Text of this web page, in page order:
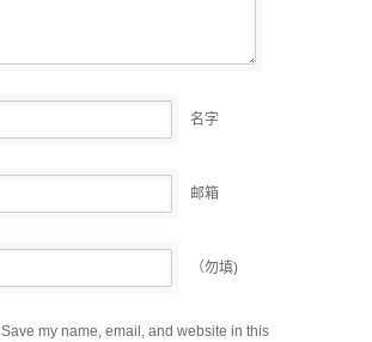
名字
邮箱
（勿填)
Save my name, email, and website in this